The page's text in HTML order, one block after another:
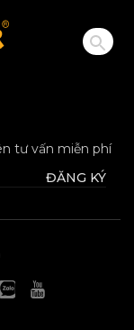
tư vấn miễn phí
ĐĂNG KÝ